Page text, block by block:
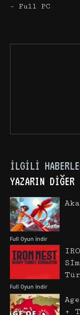
– Full PC
İLGILI
YAZARIN
Full Oyun İndir
Full Oyun İndir
+